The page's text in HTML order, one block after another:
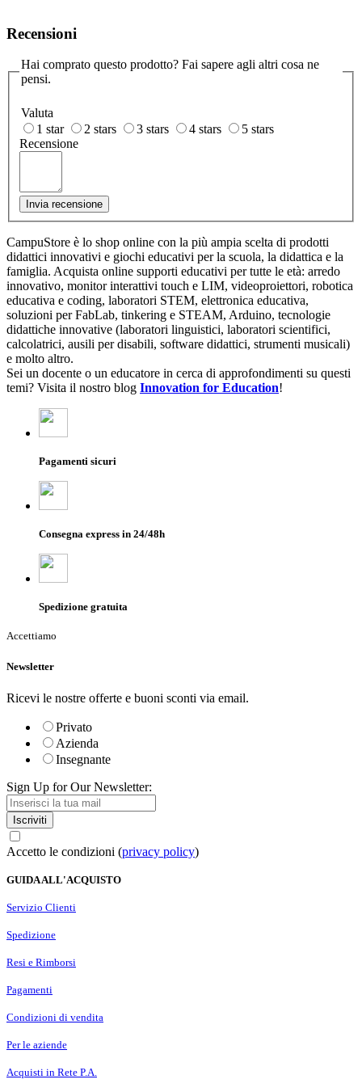
Recensioni
Hai comprato questo prodotto? Fai sapere agli altri cosa ne
pensi.
Valuta
1 star
2 stars 3 stars 4 stars
5 stars
Recensione
Invia recensione
CampuStore è lo shop online con la più ampia scelta di prodotti
didattici innovativi e giochi educativi per la scuola, la didattica e la
famiglia. Acquista online supporti educativi per tutte le età: arredo
innovativo, monitor interattivi touch e LIM, videoproiettori, robotica
educativa e coding, laboratori STEM, elettronica educativa,
soluzioni per FabLab, tinkering e STEAM, Arduino, tecnologie
didattiche innovative (laboratori linguistici, laboratori scientifici,
calcolatrici, ausili per disabili, software didattici, strumenti musicali)
e molto altro.
Sei un docente o un educatore in cerca di approfondimenti su questi
temi? Visita il nostro blog Innovation for Education!
Pagamenti sicuri
Consegna express in 24/48h
Spedizione gratuita
Accettiamo
Newsletter
Ricevi le nostre offerte e buoni sconti via email.
Privato
Azienda
Insegnante
Sign Up for Our Newsletter:
Iscriviti
Accetto le condizioni (privacy policy)
GUIDA ALL'ACQUISTO
Servizio Clienti
Spedizione
Resi e Rimborsi
Pagamenti
Condizioni di vendita
Per le aziende
Acquisti in Rete P.A.